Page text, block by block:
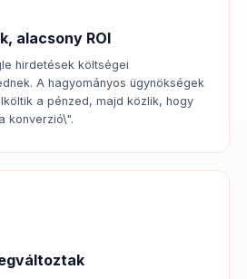
alacsony ROI
hirdetések költségei
A hagyományos ügynökségek
a pénzed, majd közlik, hogy
konverzió\".